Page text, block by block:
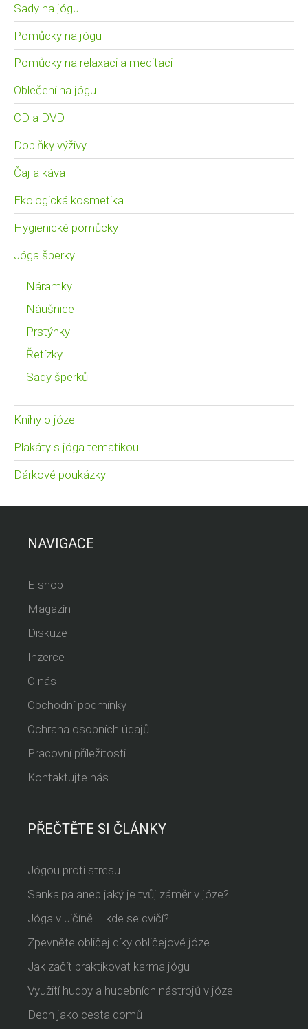
Sady na jógu
Pomůcky na jógu
Pomůcky na relaxaci a meditaci
Oblečení na jógu
CD a DVD
Doplňky výživy
Čaj a káva
Ekologická kosmetika
Hygienické pomůcky
Jóga šperky
Náramky
Náušnice
Prstýnky
Řetízky
Sady šperků
Knihy o józe
Plakáty s jóga tematikou
Dárkové poukázky
NAVIGACE
E-shop
Magazín
Diskuze
Inzerce
O nás
Obchodní podmínky
Ochrana osobních údajů
Pracovní příležitosti
Kontaktujte nás
PŘEČTĚTE SI ČLÁNKY
Jógou proti stresu
Sankalpa aneb jaký je tvůj záměr v józe?
Jóga v Jičíně – kde se cvičí?
Zpevněte obličej díky obličejové józe
Jak začít praktikovat karma jógu
Využití hudby a hudebních nástrojů v józe
Dech jako cesta domů